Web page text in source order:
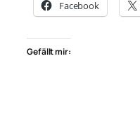
Facebook
Gefällt mir: